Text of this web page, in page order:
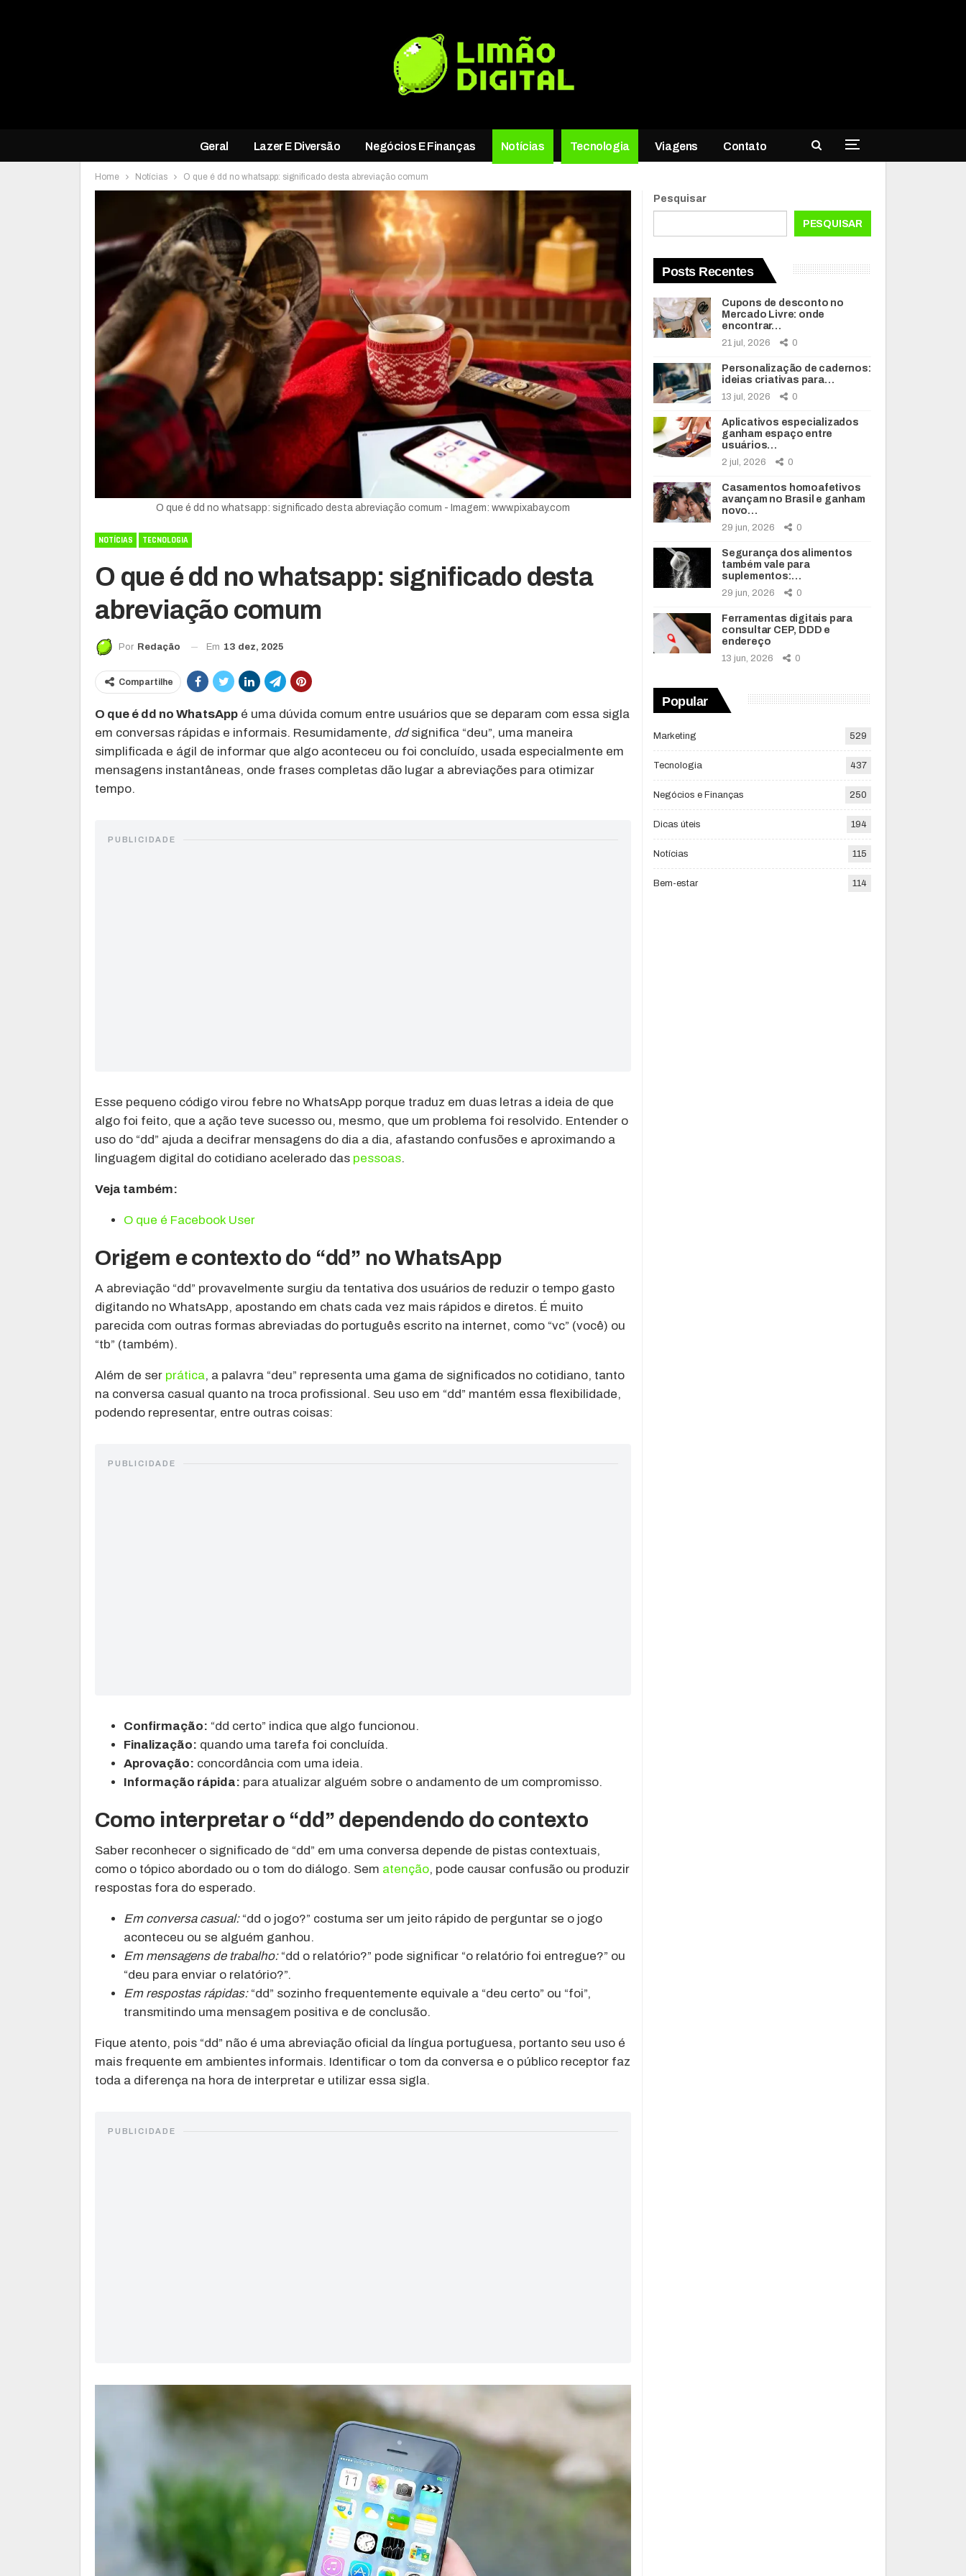
Geral Lazer E Diversão Negócios E Finanças Notícias Tecnologia Viagens Contato
Home Notícias O que é dd no whatsapp: significado desta abreviação comum
O que é dd no whatsapp: significado desta abreviação comum - Imagem: www.pixabay.com
NOTÍCIAS TECNOLOGIA
O que é dd no whatsapp: significado desta
abreviação comum
Por Redação Em 13 dez, 2025
Compartilhe
O que é dd no WhatsApp é uma dúvida comum entre usuários que se deparam com essa sigla
em conversas rápidas e informais. Resumidamente, ddsignifica “deu”, uma maneira
simplificada e ágil de informar que algo aconteceu ou foi concluído, usada especialmente em
mensagens instantâneas, onde frases completas dão lugar a abreviações para otimizar
tempo.
PUBLICIDADE
Esse pequeno código virou febre no WhatsApp porque traduz em duas letras a ideia de que
algo foi feito, que a ação teve sucesso ou, mesmo, que um problema foi resolvido. Entender o
uso do “dd” ajuda a decifrar mensagens do dia a dia, afastando confusões e aproximando a
linguagem digital do cotidiano acelerado das pessoas.
Veja também:
O que é Facebook User
Origem e contexto do “dd” no WhatsApp
A abreviação “dd” provavelmente surgiu da tentativa dos usuários de reduzir o tempo gasto
digitando no WhatsApp, apostando em chats cada vez mais rápidos e diretos. É muito
parecida com outras formas abreviadas do português escrito na internet, como “vc” (você) ou
“tb” (também).
Além de ser prática, a palavra “deu” representa uma gama de significados no cotidiano, tanto
na conversa casual quanto na troca profissional. Seu uso em “dd” mantém essa flexibilidade,
podendo representar, entre outras coisas:
PUBLICIDADE
Confirmação: “dd certo” indica que algo funcionou.
Finalização: quando uma tarefa foi concluída.
Aprovação: concordância com uma ideia.
Informação rápida: para atualizar alguém sobre o andamento de um compromisso.
Como interpretar o “dd” dependendo do contexto
Saber reconhecer o significado de “dd” em uma conversa depende de pistas contextuais,
como o tópico abordado ou o tom do diálogo. Sem atenção, pode causar confusão ou produzir
respostas fora do esperado.
Em conversa casual:“dd o jogo?” costuma ser um jeito rápido de perguntar se o jogo
aconteceu ou se alguém ganhou.
Em mensagens de trabalho:“dd o relatório?” pode significar “o relatório foi entregue?” ou
“deu para enviar o relatório?”.
Em respostas rápidas:“dd” sozinho frequentemente equivale a “deu certo” ou “foi”,
transmitindo uma mensagem positiva e de conclusão.
Fique atento, pois “dd” não é uma abreviação oficial da língua portuguesa, portanto seu uso é
mais frequente em ambientes informais. Identificar o tom da conversa e o público receptor faz
toda a diferença na hora de interpretar e utilizar essa sigla.
PUBLICIDADE
Pesquisar
PESQUISAR
Posts Recentes
Cupons de desconto no
Mercado Livre: onde
encontrar…
21 jul, 2026 0
Personalização de cadernos:
ideias criativas para…
13 jul, 2026 0
Aplicativos especializados
ganham espaço entre
usuários…
2 jul, 2026 0
Casamentos homoafetivos
avançam no Brasil e ganham
novo…
29 jun, 2026 0
Segurança dos alimentos
também vale para
suplementos:…
29 jun, 2026 0
Ferramentas digitais para
consultar CEP, DDD e
endereço
13 jun, 2026 0
Popular
Marketing 529
Tecnologia 437
Negócios e Finanças 250
Dicas úteis 194
Notícias 115
Bem-estar 114